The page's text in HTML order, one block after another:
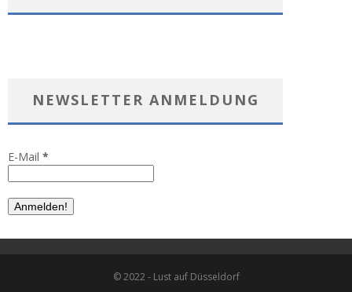
NEWSLETTER ANMELDUNG
E-Mail *
© 2022 - Lust auf Düsseldorf